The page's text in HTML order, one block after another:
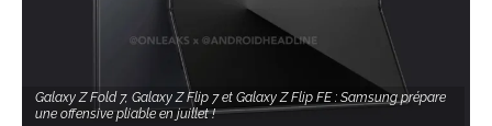
Galaxy Z Fold 7, Galaxy Z Flip 7 et Galaxy Z Flip FE : Samsung prépare
une offensive pliable en juillet !